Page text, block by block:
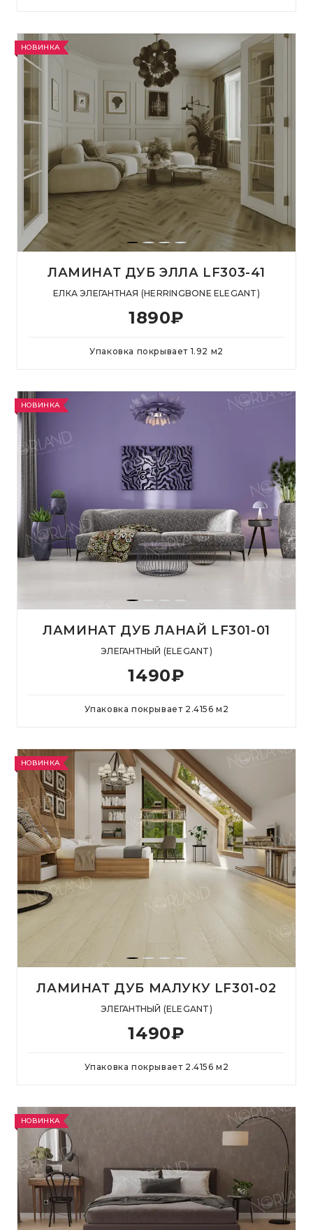
НОВИНКА
ЛАМИНАТ ДУБ ЭЛЛА LF303-41
ЕЛКА ЭЛЕГАНТНАЯ (HERRINGBONE ELEGANT)
1890₽
Упаковка покрывает 1.92 м2
НОВИНКА
ЛАМИНАТ ДУБ ЛАНАЙ LF301-01
ЭЛЕГАНТНЫЙ (ELEGANT)
1490₽
Упаковка покрывает 2.4156 м 2
НОВИНКА
ЛАМИНАТ ДУБ МАЛУКУ LF301-02
ЭЛЕГАНТНЫЙ (ELEGANT)
1490₽
Упаковка покрывает 2.4156 м 2
НОВИНКА